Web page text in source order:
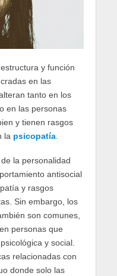
y función
en las
tanto en los
en las personas
y tienen rasgos
la psicopatía.
la personalidad
antisocial
y rasgos
Sin embargo, los
son comunes,
personas que
y social.
relacionadas con
donde solo las